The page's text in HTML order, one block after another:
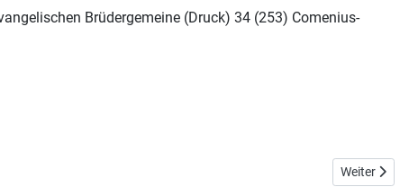
Brüdergemeine (Druck) 34 (253) Comenius-
Nächster
Weiter